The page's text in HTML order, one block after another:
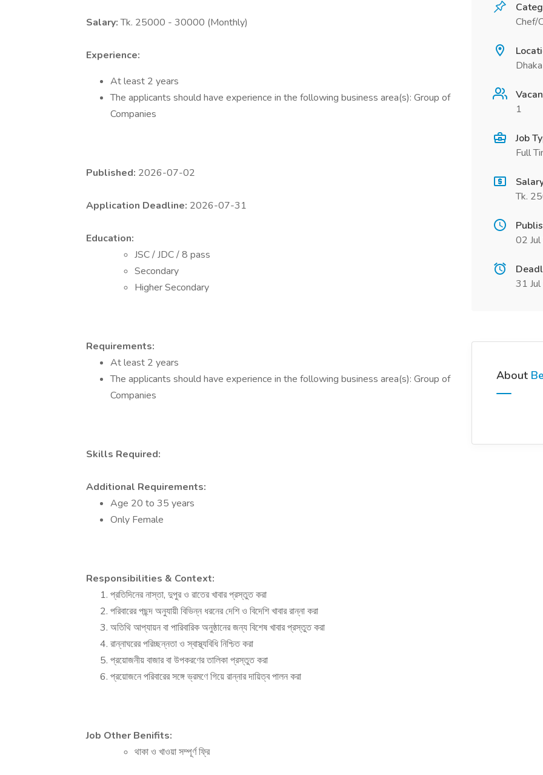
Salary:Tk. 25000 - 30000 (Monthly)
Experience:
At least 2 years
The applicants should have experience in the following business area(s): Group of
Companies
Published: 2026-07-02
Application Deadline: 2026-07-31
Education:
JSC / JDC / 8 pass
Secondary
Higher Secondary
Requirements:
At least 2 years
The applicants should have experience in the following business area(s): Group of
Companies
Skills Required:
Additional Requirements:
Age 20 to 35 years
Only Female
Responsibilities & Context:
প্রতিদিনের নাস্তা, দুপুর ও রাতের খাবার প্রস্তুত করা
পরিবারের পছন্দ অনুযায়ী বিভিন্ন ধরনের দেশি ও বিদেশি খাবার রান্না করা
অতিথি আপ্যায়ন বা পারিবারিক অনুষ্ঠানের জন্য বিশেষ খাবার প্রস্তুত করা
রান্নাঘরের পরিচ্ছন্নতা ও স্বাস্থ্যবিধি নিশ্চিত করা
প্রয়োজনীয় বাজার বা উপকরণের তালিকা প্রস্তুত করা
প্রয়োজনে পরিবারের সঙ্গে ভ্রমণে গিয়ে রান্নার দায়িত্ব পালন করা
Job Other Benifits:
থাকা ও খাওয়া সম্পূর্ণ ফ্রি
Chef/
Dhaka
1
Job
Full
Tk.
02
31
About